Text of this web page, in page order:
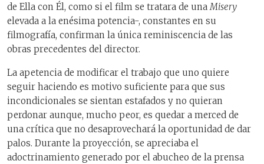
de Ella con Él, como si el film se tratara de una Misery
elevada a la enésima potencia-, constantes en su
filmografía, confirman la única reminiscencia de las
obras precedentes del director.
La apetencia de modificar el trabajo que uno quiere
seguir haciendo es motivo suficiente para que sus
incondicionales se sientan estafados y no quieran
perdonar aunque, mucho peor, es quedar a merced de
una crítica que no desaprovechará la oportunidad de dar
palos. Durante la proyección, se apreciaba el
adoctrinamiento generado por el abucheo de la prensa